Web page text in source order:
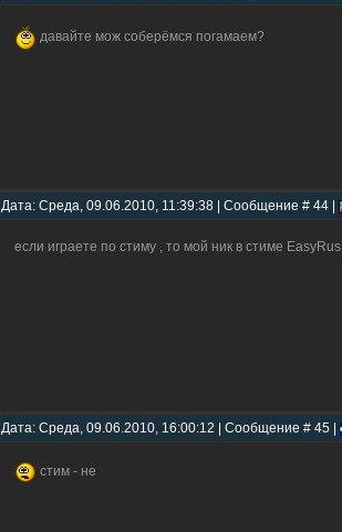
давайте мож соберёмся погамаем?
Дата: Среда, 09.06.2010, 11:39:38 | Сообщение # 44 |
если играете по стиму , то мой ник в стиме EasyRus
Дата: Среда, 09.06.2010, 16:00:12 | Сообщение # 45 |
стим - не